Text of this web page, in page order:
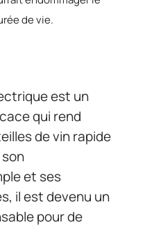
de vie.
est un
qui rend
de vin rapide
et ses
il est devenu un
pour de